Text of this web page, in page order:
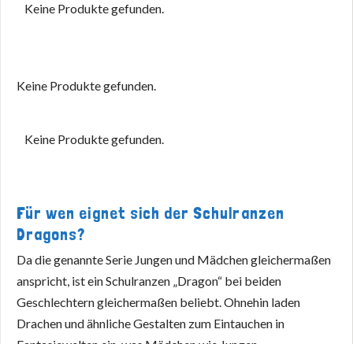
Keine Produkte gefunden.
Keine Produkte gefunden.
Keine Produkte gefunden.
Für wen eignet sich der Schulranzen
Dragons?
Da die genannte Serie Jungen und Mädchen gleichermaßen
anspricht, ist ein Schulranzen „Dragon“ bei beiden
Geschlechtern gleichermaßen beliebt. Ohnehin laden
Drachen und ähnliche Gestalten zum Eintauchen in